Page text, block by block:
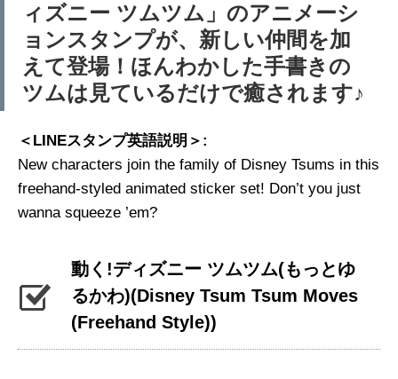
ィズニー ツムツム」のアニメーシ
ョンスタンプが、新しい仲間を加
えて登場！ほんわかした手書きの
ツムは見ているだけで癒されます♪
＜LINEスタンプ英語説明＞:
New characters join the family of Disney Tsums in this
freehand-styled animated sticker set! Don’t you just
wanna squeeze ’em?
動く!ディズニー ツムツム(もっとゆ
るかわ)(Disney Tsum Tsum Moves
(Freehand Style))